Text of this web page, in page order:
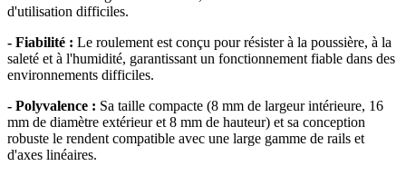
d'utilisation difficiles.
- Fiabilité : Le roulement est conçu pour résister à la poussière, à la
saleté et à l'humidité, garantissant un fonctionnement fiable dans des
environnements difficiles.
- Polyvalence : Sa taille compacte (8 mm de largeur intérieure, 16
mm de diamètre extérieur et 8 mm de hauteur) et sa conception
robuste le rendent compatible avec une large gamme de rails et
d'axes linéaires.